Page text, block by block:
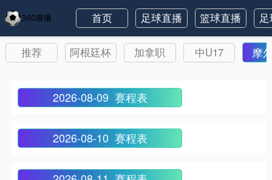
首页 足球直播 篮球直播
推荐 阿根廷杯 加拿职 中U17 摩
2026-08-09 赛程表
2026-08-10 赛程表